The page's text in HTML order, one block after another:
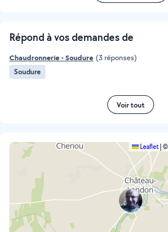
Répond à vos demandes de
Chaudronnerie - Soudure (3 réponses)
Soudure
Voir tout
Leaflet ©